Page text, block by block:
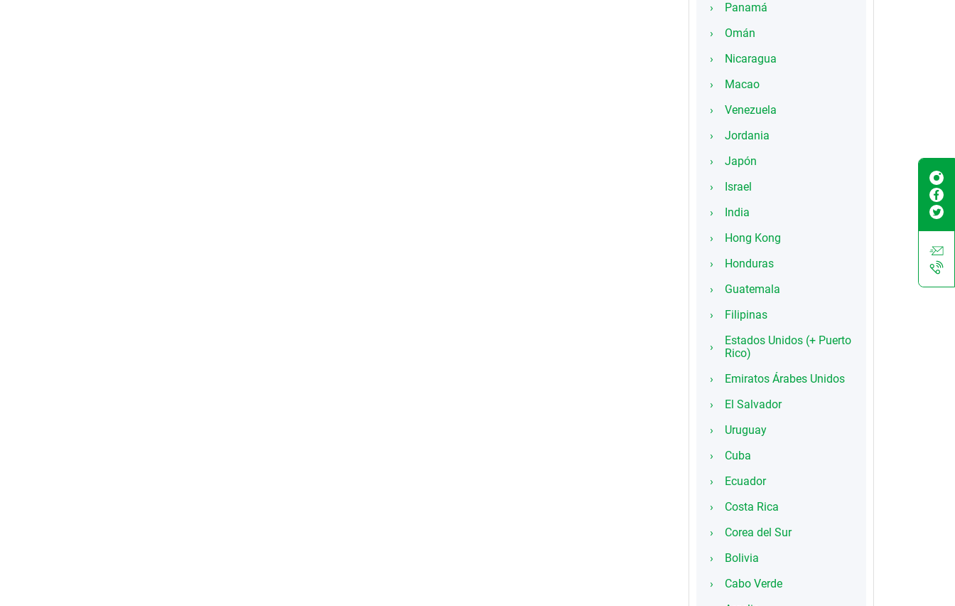
Panamá
Omán
Nicaragua
Macao
Venezuela
Jordania
Japón
Israel
India
Hong Kong
Honduras
Guatemala
Filipinas
Estados Unidos (+ Puerto
Rico)
Emiratos Árabes Unidos
El Salvador
Uruguay
Cuba
Ecuador
Costa Rica
Corea del Sur
Bolivia
Cabo Verde